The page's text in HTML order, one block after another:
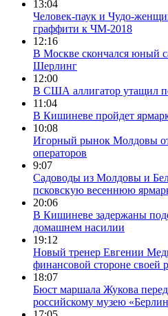
13:04
Человек-паук и Чудо-
граффити к ЧМ-2018
12:16
В Москве скончался юный
Шерлинг
12:00
В США аллигатор утащил
11:04
В Кишиневе пройдет
10:08
Игорный рынок Молдовы
операторов
9:07
Садоводы из Молдовы и
псковскую весеннюю
20:06
В Кишиневе задержаны
домашнем насилии
19:12
Новый тренер Евгении
финансовой стороне своей
18:07
Бюст маршала Жукова
российскому музею